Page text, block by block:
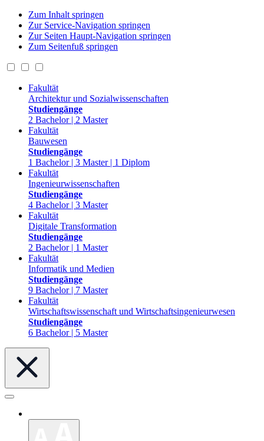
Zum Inhalt springen
Zur Service-Navigation springen
Zur Seiten Haupt-Navigation springen
Zum Seitenfuß springen
Fakultät
Architektur und Sozialwissenschaften
Studiengänge
2 Bachelor | 2 Master
Fakultät
Bauwesen
Studiengänge
1 Bachelor | 3 Master | 1 Diplom
Fakultät
Ingenieurwissenschaften
Studiengänge
4 Bachelor | 3 Master
Fakultät
Digitale Transformation
Studiengänge
2 Bachelor | 1 Master
Fakultät
Informatik und Medien
Studiengänge
9 Bachelor | 7 Master
Fakultät
Wirtschaftswissenschaft und Wirtschaftsingenieurwesen
Studiengänge
6 Bachelor | 5 Master